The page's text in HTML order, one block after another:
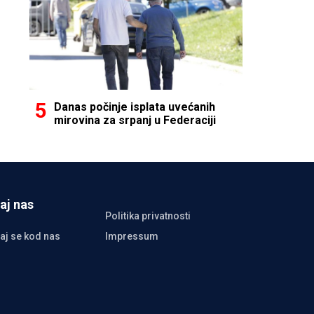
Danas počinje isplata uvećanih
mirovina za srpanj u Federaciji
nas
Politika privatnosti
se kod nas
Impressum